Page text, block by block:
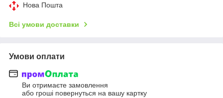
Нова Пошта
Всі умови доставки
Умови оплати
Ви отримаєте замовлення
або гроші повернуться на вашу картку